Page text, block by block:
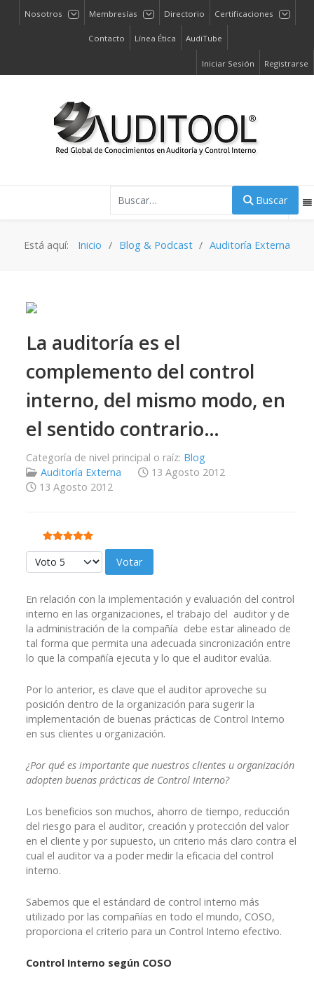
Nosotros Membresías Directorio Certificaciones
Contacto Línea Ética AudiTube
Iniciar Sesión Registrarse
Buscar
Está aquí: Inicio Blog & Podcast Auditoría Externa
La auditoría es el
complemento del control
interno, del mismo modo, en
el sentido contrario…
Categoría de nivel principal o raíz: Blog
Auditoría Externa
13 Agosto 2012
13 Agosto 2012
Ratio:5/5
Por favor, vote
En relación con la implementación y evaluación del control
interno en las organizaciones, el trabajo del auditor y de
la administración de la compañía debe estar alineado de
tal forma que permita una adecuada sincronización entre
lo que la compañía ejecuta y lo que el auditor evalúa.
Por lo anterior, es clave que el auditor aproveche su
posición dentro de la organización para sugerir la
implementación de buenas prácticas de Control Interno
en sus clientes u organización.
¿Por qué es importante que nuestros clientes u organización
adopten buenas prácticas de Control Interno?
Los beneficios son muchos, ahorro de tiempo, reducción
del riesgo para el auditor, creación y protección del valor
en el cliente y por supuesto, un criterio más claro contra el
cual el auditor va a poder medir la eficacia del control
interno.
Sabemos que el estándard de control interno más
utilizado por las compañías en todo el mundo, COSO,
proporciona el criterio para un Control Interno efectivo.
Control Interno según COSO